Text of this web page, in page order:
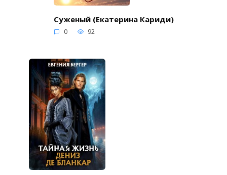
Суженый (Екатерина Кариди)
0 92